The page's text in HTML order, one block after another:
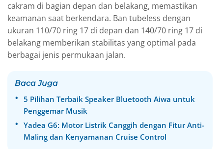
cakram di bagian depan dan belakang, memastikan
keamanan saat berkendara. Ban tubeless dengan
ukuran 110/70 ring 17 di depan dan 140/70 ring 17 di
belakang memberikan stabilitas yang optimal pada
berbagai jenis permukaan jalan.
Baca Juga
5 Pilihan Terbaik Speaker Bluetooth Aiwa untuk
Penggemar Musik
Yadea G6: Motor Listrik Canggih dengan Fitur Anti-
Maling dan Kenyamanan Cruise Control